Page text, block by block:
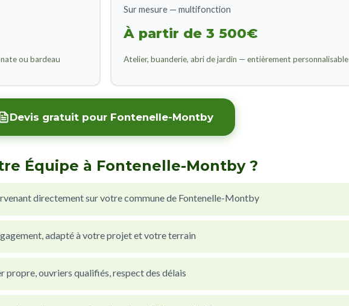
ou bardeau
Sur mesure — multifonction
À partir de 3 500€
Atelier, buanderie, abri de jardin — entièrement personnalisable
Devis gratuit pour Fontenelle-Montby
Équipe à Fontenelle-Montby ?
directement sur votre commune de Fontenelle-Montby
adapté à votre projet et votre terrain
propre, ouvriers qualifiés, respect des délais